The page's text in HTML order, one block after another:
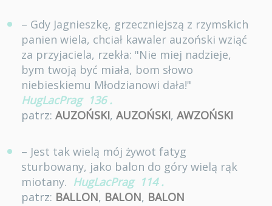
– Gdy Jagnieszkę, grzeczniejszą z rzymskich
panien wiela, chciał kawaler auzoński wziąć
za przyjaciela, rzekła: "Nie miej nadzieje,
bym twoją być miała, bom słowo
niebieskiemu Młodzianowi dała!"
HugLacPrag 136 .
patrz: AUZOŃSKI, AUZOŃSKI, AWZOŃSKI
– Jest tak wielą mój żywot fatyg
sturbowany, jako balon do góry wielą rąk
miotany. HugLacPrag 114 .
patrz: BALLON, BALON, BALON